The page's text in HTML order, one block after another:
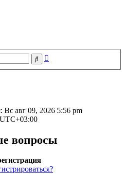
Поиск
Вс авг 09, 2026 5:56 pm
UTC+03:00
вопросы